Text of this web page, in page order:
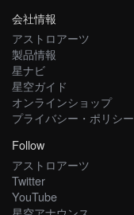
会社情報
アストロアーツ
製品情報
星ナビ
星空ガイド
オンラインショップ
プライバシー・ポリシー
Follow
アストロアーツ
Twitter
YouTube